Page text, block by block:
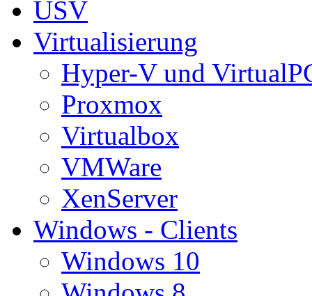
USV
Virtualisierung
Hyper-V und
Proxmox
Virtualbox
VMWare
XenServer
Windows - Clients
Windows 10